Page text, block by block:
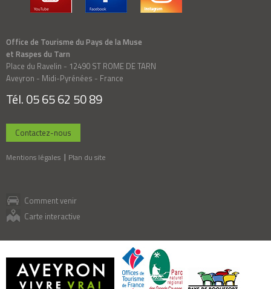
Office de Tourisme du Pays de la Muse
et Raspes du Tarn
Place du Ravelin - 12490 ST ROME DE TARN
Aveyron - Midi-Pyrénées - France
Tél. 05 65 62 50 89
Contactez-nous
Mentions légales Plan du site
Comment venir
Carte interactive